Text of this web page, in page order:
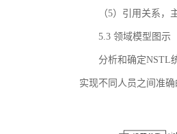
（5）引用关系，
5.3 领域模型图示
分析和确定NSTL
实现不同人员之间准